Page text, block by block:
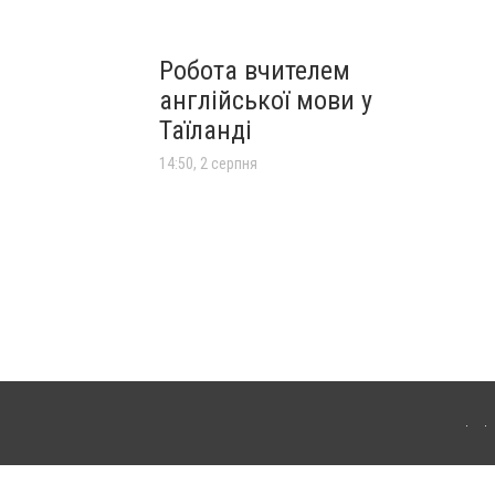
Робота вчителем
англійської мови у
Таїланді
14:50, 2 серпня